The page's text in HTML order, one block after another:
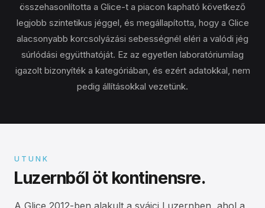
összehasonlította a Glice-t a piacon kapható következő
legjobb szintetikus jéggel, és megállapította, hogy a Glice
alacsonyabb korcsolyázási sebességnél eléri a valódi jég
súrlódási együtthatóját. Ez az egyetlen laboratóriumilag
igazolt bizonyíték a kategóriában, és ezért adatokkal, nem
pedig állításokkal vezetünk.
UTUNK
Luzernből öt kontinensre.
A Glice 2012-ben alakult a svájci Luzernben, ahol a